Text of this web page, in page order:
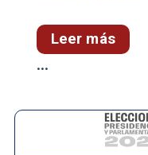
Leer más
...